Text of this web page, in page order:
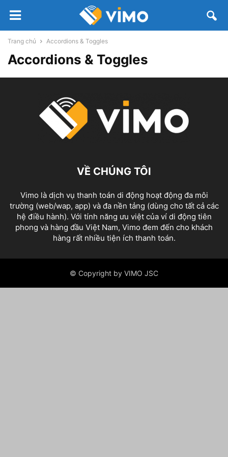
Trang chủ Accordions & Toggles
Accordions & Toggles
VỀ CHÚNG TÔI
Vimo là dịch vụ thanh toán di động hoạt động đa môi
trường (web/wap, app) và đa nền tảng (dùng cho tất cả các
hệ điều hành). Với tính năng ưu việt của ví di động tiên
phong và hàng đầu Việt Nam, Vimo đem đến cho khách
hàng rất nhiều tiện ích thanh toán.
© Copyright by VIMO JSC